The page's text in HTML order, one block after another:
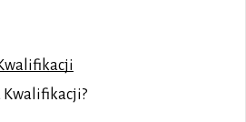
Kwalifikacji?